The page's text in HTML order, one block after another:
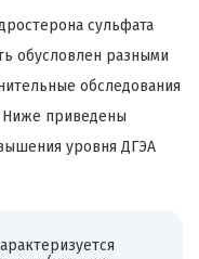
сульфата
обусловлен разными
обследования
Ниже приведены
уровня ДГЭА